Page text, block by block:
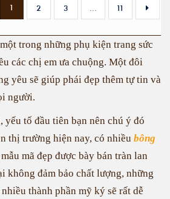
1 2 3 11
trong những phụ kiện trang sức
các chị em ưa chuộng. Một đôi
yêu sẽ giúp phái đẹp thêm tự tin và
người.
tố đầu tiên bạn nên chú ý đó
thị trường hiện nay, có nhiều bông
mã đẹp được bày bán tràn lan
không đảm bảo chất lượng, những
thành phần mỹ ký sẽ rất dễ